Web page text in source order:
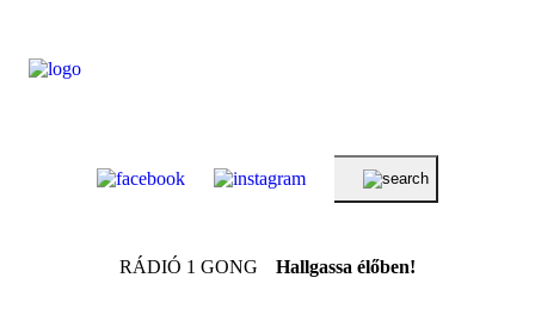
RÁDIÓ 1 GONG Hallgassa élőben!